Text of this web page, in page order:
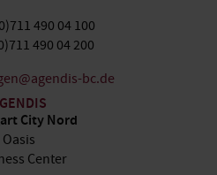
490 04 100
490 04 200
bc.de
City Nord
Oasis
Center